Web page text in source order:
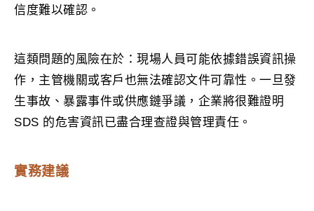
信度難以確認。
這類問題的風險在於：現場人員可能依據錯誤資訊操
作，主管機關或客戶也無法確認文件可靠性。一旦發
生事故、暴露事件或供應鏈爭議，企業將很難證明
SDS 的危害資訊已盡合理查證與管理責任。
實務建議